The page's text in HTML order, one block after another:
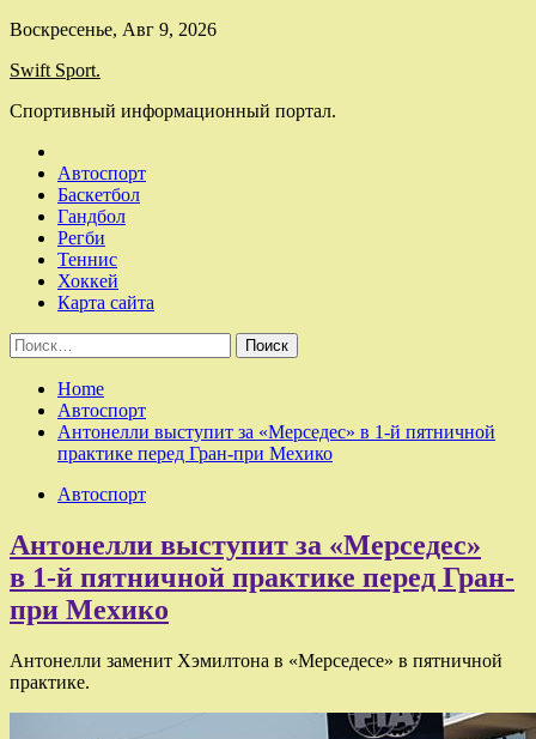
Skip
content
Воскресенье, Авг 9, 2026
Swift Sport.
Спортивный информационный портал.
Автоспорт
Баскетбол
Гандбол
Регби
Теннис
Хоккей
Карта сайта
Найти:
Home
Автоспорт
Антонелли выступит за «Мерседес» в 1-й пятничной
практике перед Гран-при Мехико
Автоспорт
Антонелли выступит за «Мерседес»
в 1-й пятничной практике перед Гран-
при Мехико
Антонелли заменит Хэмилтона в «Мерседесе» в пятничной
практике.